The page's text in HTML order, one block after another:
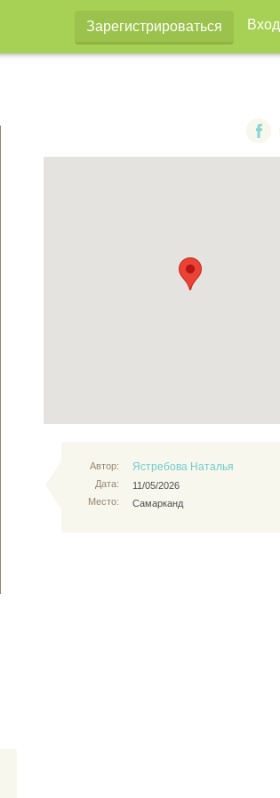
Зарегистрироваться Вход
Автор:
Дата:
Место:
Ястребова Наталья
11/05/2026
Самарканд